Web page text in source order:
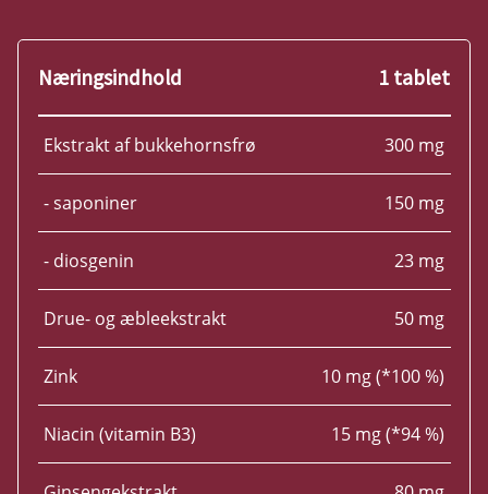
Næringsindhold 1 tablet
Ekstrakt af bukkehornsfrø 300 mg
- saponiner 150 mg
- diosgenin 23 mg
Drue- og æbleekstrakt 50 mg
Zink 10 mg (*100 %)
Niacin (vitamin B3) 15 mg (*94 %)